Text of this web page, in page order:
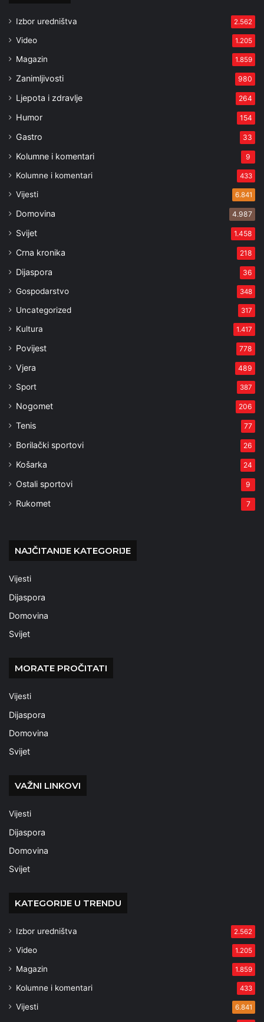
Izbor uredništva 2.562
Video 1.205
Magazin 1.859
Zanimljivosti 980
Ljepota i zdravlje 264
Humor 154
Gastro 33
Kolumne i komentari 9
Kolumne i komentari 433
Vijesti 6.841
Domovina 4.987
Svijet 1.458
Crna kronika 218
Dijaspora 36
Gospodarstvo 348
Uncategorized 317
Kultura 1.417
Povijest 778
Vjera 489
Sport 387
Nogomet 206
Tenis 77
Borilački sportovi 26
Košarka 24
Ostali sportovi 9
Rukomet 7
NAJČITANIJE KATEGORIJE
Vijesti
Dijaspora
Domovina
Svijet
MORATE PROČITATI
Vijesti
Dijaspora
Domovina
Svijet
VAŽNI LINKOVI
Vijesti
Dijaspora
Domovina
Svijet
KATEGORIJE U TRENDU
Izbor uredništva 2.562
Video 1.205
Magazin 1.859
Kolumne i komentari 433
Vijesti 6.841